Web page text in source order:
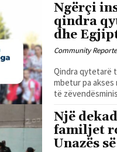
Ngërçi
qindra
dhe
Community
Qindra qytetarë
mbetur pa
të
Një
familjet
Unazës